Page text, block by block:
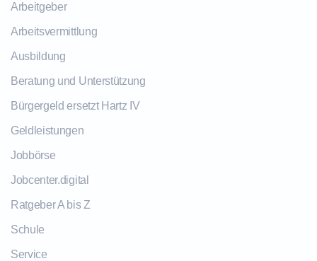
Arbeitgeber
Arbeitsvermittlung
Ausbildung
Beratung und Unterstützung
Bürgergeld ersetzt Hartz IV
Geldleistungen
Jobbörse
Jobcenter.digital
Ratgeber A bis Z
Schule
Service